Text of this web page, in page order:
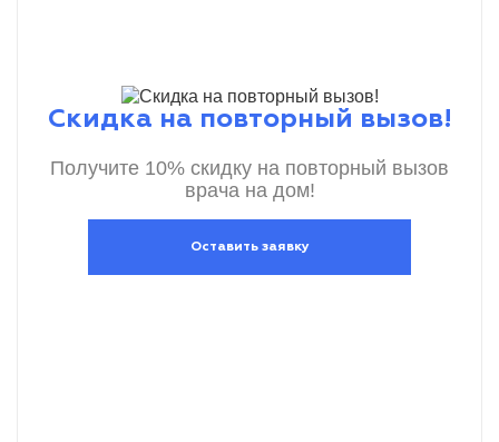
Скидка на повторный вызов!
Получите 10% скидку на повторный вызов
врача на дом!
Оставить заявку